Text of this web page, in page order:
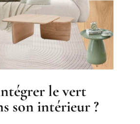
le vert
son intérieur ?